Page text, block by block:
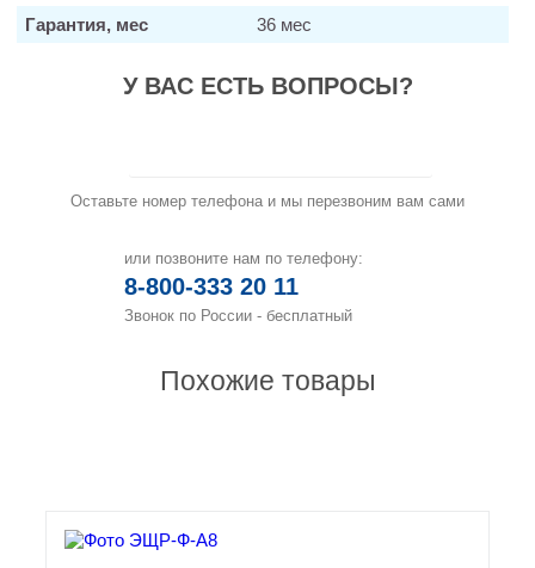
Гарантия, мес 36 мес
У ВАС ЕСТЬ ВОПРОСЫ?
Оставьте номер телефона и мы перезвоним вам сами
или позвоните нам по телефону:
8-800-333 20 11
Звонок по России - бесплатный
Похожие товары